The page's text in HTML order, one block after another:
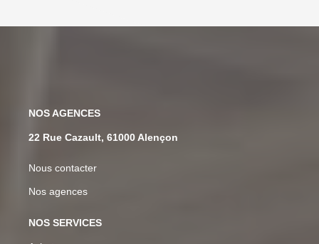
NOS AGENCES
22 Rue Cazault, 61000 Alençon
Nous contacter
Nos agences
NOS SERVICES